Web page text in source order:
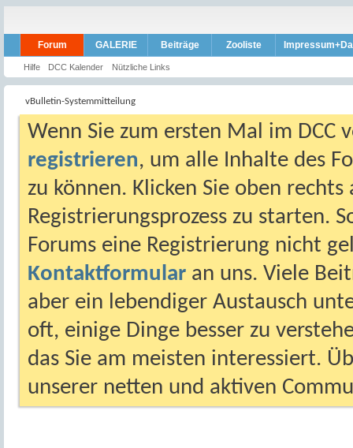
Forum
Hilfe DCC Kalender Nützliche Links
GALERIE Beiträge Zooliste
vBulletin-Systemmitteilung
Wenn Sie zum ersten Mal im DCC
registrieren, um alle Inhalte des
zu können. Klicken Sie oben
Registrierungsprozess zu starten.
Forums eine Registrierung nicht
Kontaktformular an uns. Viele
aber ein lebendiger Austausch
oft, einige Dinge besser zu
das Sie am meisten interessiert.
unserer netten und aktiven